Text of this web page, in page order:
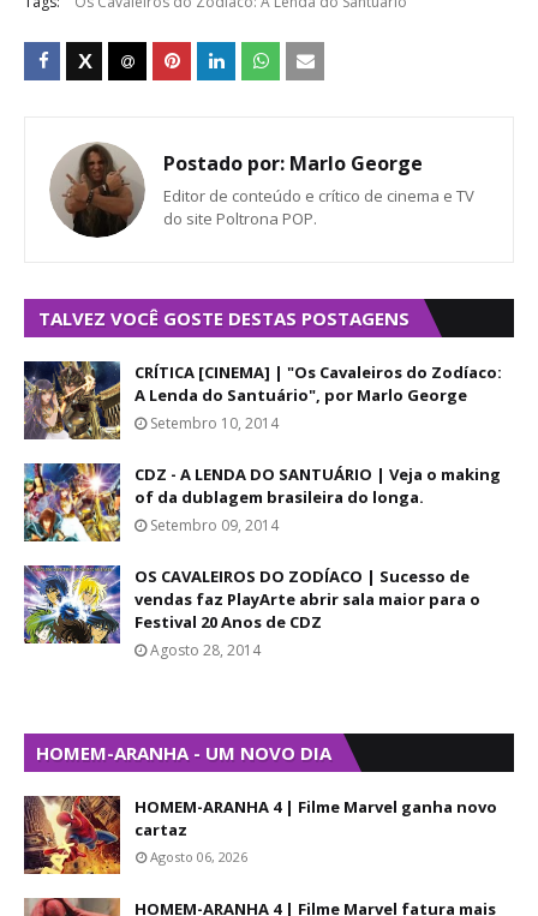
Postado por: Marlo George
Editor de conteúdo e crítico de cinema e TV
do site Poltrona POP.
TALVEZ VOCÊ GOSTE DESTAS POSTAGENS
CRÍTICA [CINEMA] | "Os Cavaleiros do Zodíaco:
A Lenda do Santuário", por Marlo George
Setembro 10, 2014
CDZ - A LENDA DO SANTUÁRIO | Veja o making
of da dublagem brasileira do longa.
Setembro 09, 2014
OS CAVALEIROS DO ZODÍACO | Sucesso de
vendas faz PlayArte abrir sala maior para o
Festival 20 Anos de CDZ
Agosto 28, 2014
HOMEM-ARANHA - UM NOVO DIA
HOMEM-ARANHA 4 | Filme Marvel ganha novo
cartaz
Agosto 06, 2026
HOMEM-ARANHA 4 | Filme Marvel fatura mais